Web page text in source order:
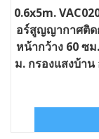
0.6x5m.
อร์สูญญากาศติด
หน้ากว้าง 60 ซม
ม. กรองแสงบ้าน
สำนักงาน #ST-